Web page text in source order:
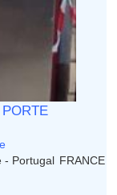
- Portugal FRANCE